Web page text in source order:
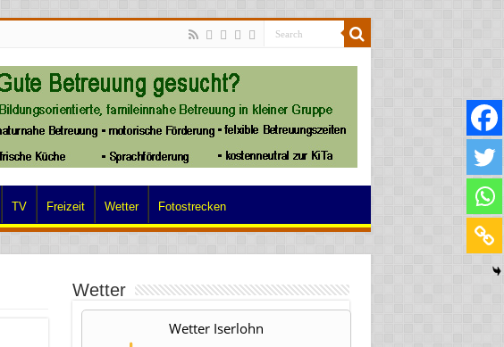
TV Freizeit Wetter Fotostrecken
Wetter
Wetter Iserlohn